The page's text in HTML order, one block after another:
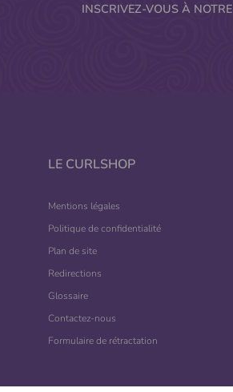
INSCRIVEZ-VOUS À NOTRE
LE CURLSHOP
Mentions légales
Politique de confidentialité
Plan de site
Redirections
Glossaire
Contactez-nous
Formulaire de rétractation